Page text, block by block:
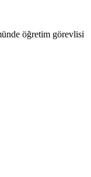
öğretim görevlisi